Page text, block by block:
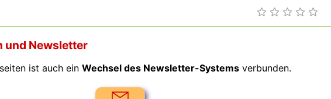
und Newsletter
ist auch ein Wechsel des Newsletter-Systems verbunden.